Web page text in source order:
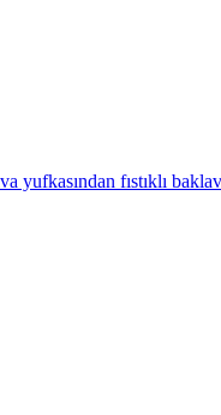
yufkasından fıstıklı